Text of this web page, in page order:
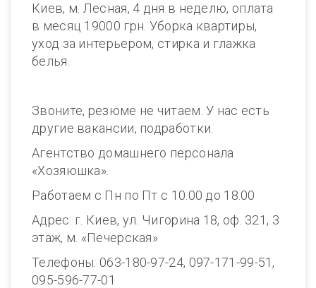
Киев, м. Лесная, 4 дня в неделю, оплата
в месяц 19000 грн. Уборка квартиры,
уход за интерьером, стирка и глажка
белья.
Звоните, резюме не читаем. У нас есть
другие вакансии, подработки.
Агентство домашнего персонала
«Хозяюшка».
Работаем с Пн по Пт с 10.00 до 18.00
Адрес: г. Киев, ул. Чигорина 18, оф. 321, 3
этаж, м. «Печерская»
Телефоны: 063-180-97-24, 097-171-99-51,
095-596-77-01